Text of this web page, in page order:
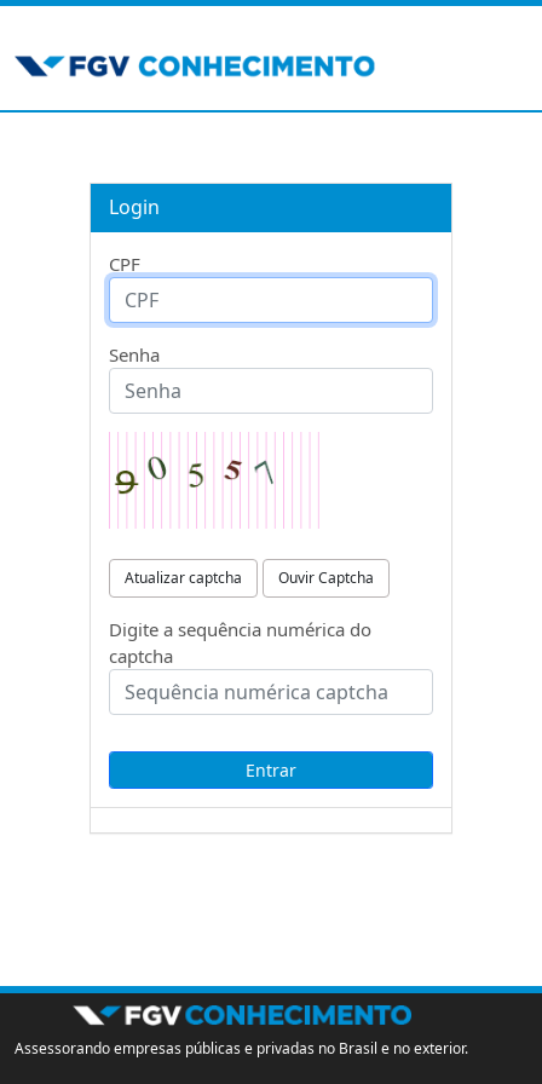
Login
CPF
Senha
Atualizar captcha Ouvir Captcha
Digite a sequência numérica do
captcha
Assessorando empresas públicas e privadas no Brasil e no exterior.